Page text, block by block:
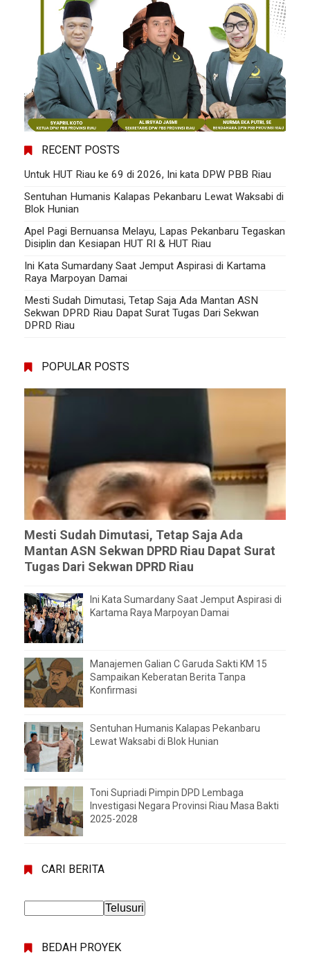
RECENT POSTS
Untuk HUT Riau ke 69 di 2026, Ini kata DPW PBB Riau
Sentuhan Humanis Kalapas Pekanbaru Lewat Waksabi di
Blok Hunian
Apel Pagi Bernuansa Melayu, Lapas Pekanbaru Tegaskan
Disiplin dan Kesiapan HUT RI & HUT Riau
Ini Kata Sumardany Saat Jemput Aspirasi di Kartama
Raya Marpoyan Damai
Mesti Sudah Dimutasi, Tetap Saja Ada Mantan ASN
Sekwan DPRD Riau Dapat Surat Tugas Dari Sekwan
DPRD Riau
POPULAR POSTS
Mesti Sudah Dimutasi, Tetap Saja Ada
Mantan ASN Sekwan DPRD Riau Dapat Surat
Tugas Dari Sekwan DPRD Riau
Ini Kata Sumardany Saat Jemput Aspirasi di
Kartama Raya Marpoyan Damai
Manajemen Galian C Garuda Sakti KM 15
Sampaikan Keberatan Berita Tanpa
Konfirmasi
Sentuhan Humanis Kalapas Pekanbaru
Lewat Waksabi di Blok Hunian
Toni Supriadi Pimpin DPD Lembaga
Investigasi Negara Provinsi Riau Masa Bakti
2025-2028
CARI BERITA
BEDAH PROYEK